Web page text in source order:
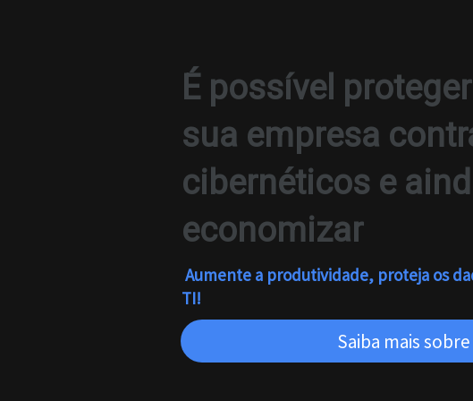
É possível
sua empresa
cibernéticos e
economizar
Aumente a produtividade, proteja os
TI!
Saiba mais